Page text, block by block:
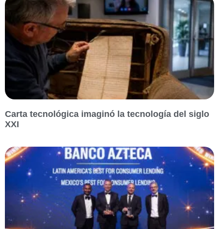
Carta tecnológica imaginó la tecnología del siglo
XXI